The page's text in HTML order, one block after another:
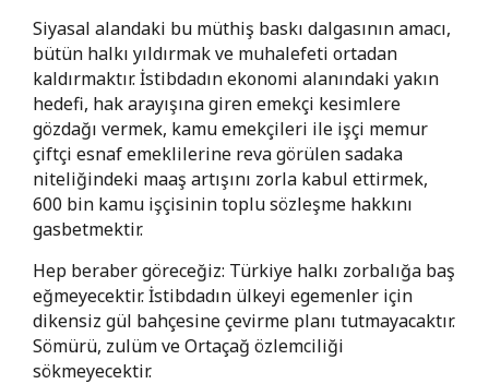
Siyasal alandaki bu müthiş baskı dalgasının amacı,
bütün halkı yıldırmak ve muhalefeti ortadan
kaldırmaktır. İstibdadın ekonomi alanındaki yakın
hedefi, hak arayışına giren emekçi kesimlere
gözdağı vermek, kamu emekçileri ile işçi memur
çiftçi esnaf emeklilerine reva görülen sadaka
niteliğindeki maaş artışını zorla kabul ettirmek,
600 bin kamu işçisinin toplu sözleşme hakkını
gasbetmektir.
Hep beraber göreceğiz: Türkiye halkı zorbalığa baş
eğmeyecektir.İstibdadın ülkeyi egemenler için
dikensiz gül bahçesine çevirme planı tutmayacaktır.
Sömürü, zulüm ve Ortaçağ özlemciliği
sökmeyecektir.